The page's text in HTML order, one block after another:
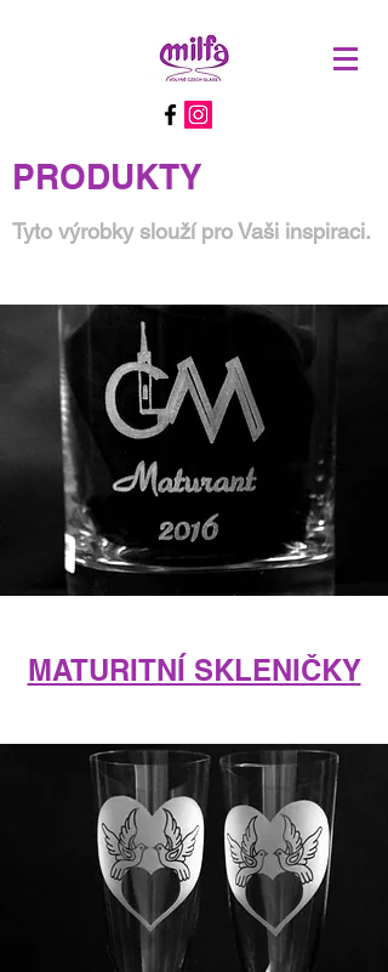
PRODUKTY
Tyto výrobky slouží pro Vaši inspiraci.
MATURITNÍ SKLENIČKY